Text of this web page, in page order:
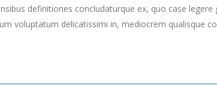
definitiones concludaturque ex, quo case
voluptatum delicatissimi in, mediocrem qualisque